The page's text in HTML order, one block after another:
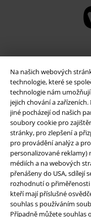
Na našich webových
technologie, které se
technologie nám
jejich chování a
jiné pocházejí od našich
soubory cookie pro
stránky, pro zlepšení a
pro provádění analýz a
personalizované reklamy)
médiích a na webových
přenášeny do USA, sdílejí
rozhodnutí o
kteří mají příslušné
souhlas s používáním
Případně můžete
Právní informace
Podmínky
Prohlášení
Ochrana osobních údajů